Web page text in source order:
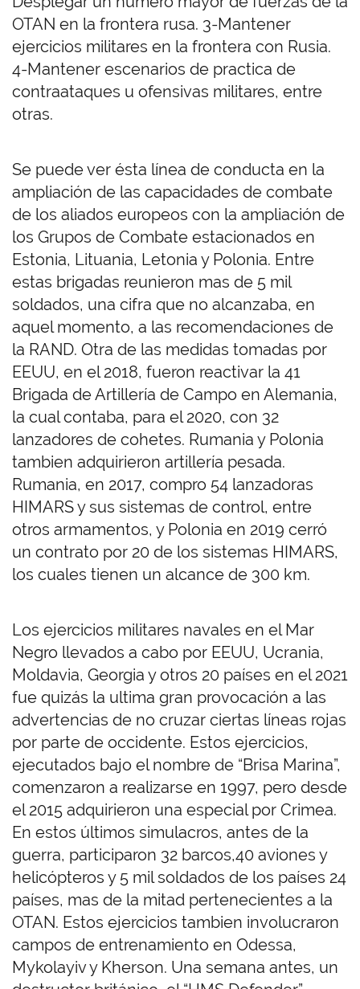
OTAN en la frontera rusa. 3-Mantener
ejercicios militares en la frontera con Rusia.
4-Mantener escenarios de practica de
contraataques u ofensivas militares, entre
otras.
Se puede ver ésta línea de conducta en la
ampliación de las capacidades de combate
de los aliados europeos con la ampliación de
los Grupos de Combate estacionados en
Estonia, Lituania, Letonia y Polonia. Entre
estas brigadas reunieron mas de 5 mil
soldados, una cifra que no alcanzaba, en
aquel momento, a las recomendaciones de
la RAND. Otra de las medidas tomadas por
EEUU, en el 2018, fueron reactivar la 41
Brigada de Artillería de Campo en Alemania,
la cual contaba, para el 2020, con 32
lanzadores de cohetes. Rumania y Polonia
tambien adquirieron artillería pesada.
Rumania, en 2017, compro 54 lanzadoras
HIMARS y sus sistemas de control, entre
otros armamentos, y Polonia en 2019 cerró
un contrato por 20 de los sistemas HIMARS,
los cuales tienen un alcance de 300 km.
Los ejercicios militares navales en el Mar
Negro llevados a cabo por EEUU, Ucrania,
Moldavia, Georgia y otros 20 países en el 2021
fue quizás la ultima gran provocación a las
advertencias de no cruzar ciertas líneas rojas
por parte de occidente. Estos ejercicios,
ejecutados bajo el nombre de “Brisa Marina”,
comenzaron a realizarse en 1997, pero desde
el 2015 adquirieron una especial por Crimea.
En estos últimos simulacros, antes de la
guerra, participaron 32 barcos,40 aviones y
helicópteros y 5 mil soldados de los países 24
países, mas de la mitad pertenecientes a la
OTAN. Estos ejercicios tambien involucraron
campos de entrenamiento en Odessa,
Mykolayiv y Kherson. Una semana antes, un